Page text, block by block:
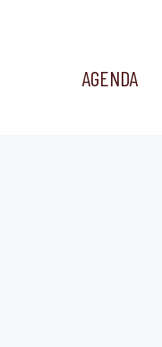
AGENDA